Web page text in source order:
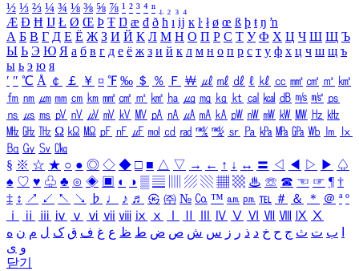
½ ⅓ ⅔ ¼ ¾ ⅛ ⅜ ⅝ ⅞ ¹ ² ³ ⁴ ⁿ ₁ ₂ ₃ ₄
Æ Ð Ħ Ĳ Ł Ø Œ Þ Ŧ Ŋ æ đ ð ħ ı ĳ ĸ ŀ ł ø œ ß þ ŧ ŋ ŉ
А Б В Г Д Е Ё Ж З И Й К Л М Н О П Р С Т У Ф Х Ц Ч Ш Щ Ъ
Ы Ь Э Ю Я а б в г д е ё ж з и й к л м н о п р с т у ф х ц ч ш щ ъ
ы ь э ю я
′ ″ ℃ Å ￠ ￡ ￥ ¤ ℉ ‰ ＄ ％ Ｆ ￦ ㎕ ㎖ ㎗ ℓ ㎘ ㏄ ㎣ ㎤ ㎥ ㎦
㎙ ㎚ ㎛ ㎜ ㎝ ㎞ ㎟ ㎠ ㎡ ㎢ ㏊ ㎍ ㎎ ㎏ ㏏ ㎈ ㎉ ㏈ ㎧ ㎨ ㎰
㎱ ㎲ ㎳ ㎴ ㎵ ㎶ ㎷ ㎸ ㎹ ㎀ ㎁ ㎂ ㎃ ㎄ ㎺ ㎻ ㎽ ㎾ ㎿ ㎐ ㎑
㎒ ㎓ ㎔ Ω ㏀ ㏁ ㎊ ㎋ ㎌ ㏖ ㏅ ㎭ ㎮ ㎯ ㏛ ㎩ ㎪ ㎫ ㎬ ㏝ ㏐
㏓
㏃ ㏉ ㏜ ㏆
§ ※ ☆ ★ ○ ● ◎ ◇ ◆ □ ■ △ ▽ → ← ↑ ↓ ↔ 〓 ◁ ◀ ▷ ▶ ♤
♠ ♡ ♥ ♧ ♣ ⊙ ◈ ▣ ◐ ◑ ▒ ▤ ▨ ▧ ▦ ▩ ♨ ☏ ☎ ☜ ☞ ¶ †
‡ ↕ ↗ ↙ ↖ ↘ ♭ ♩ ♪ ♬ ㉿ ㈜ № ㏇ ™ ㏂ ㏘ ℡ ＃ ＆ ＊ ＠ ª º
ⅰ
ⅱ ⅲ ⅳ ⅴ ⅵ ⅶ ⅷ ⅸ ⅹ Ⅳ Ⅴ Ⅵ Ⅶ Ⅷ Ⅸ Ⅹ
ب ت ث ج ح خ د ذ ر ز س ش ص ض ط ظ ع غ ف ق ک ل م ن ه
و ی
닫기